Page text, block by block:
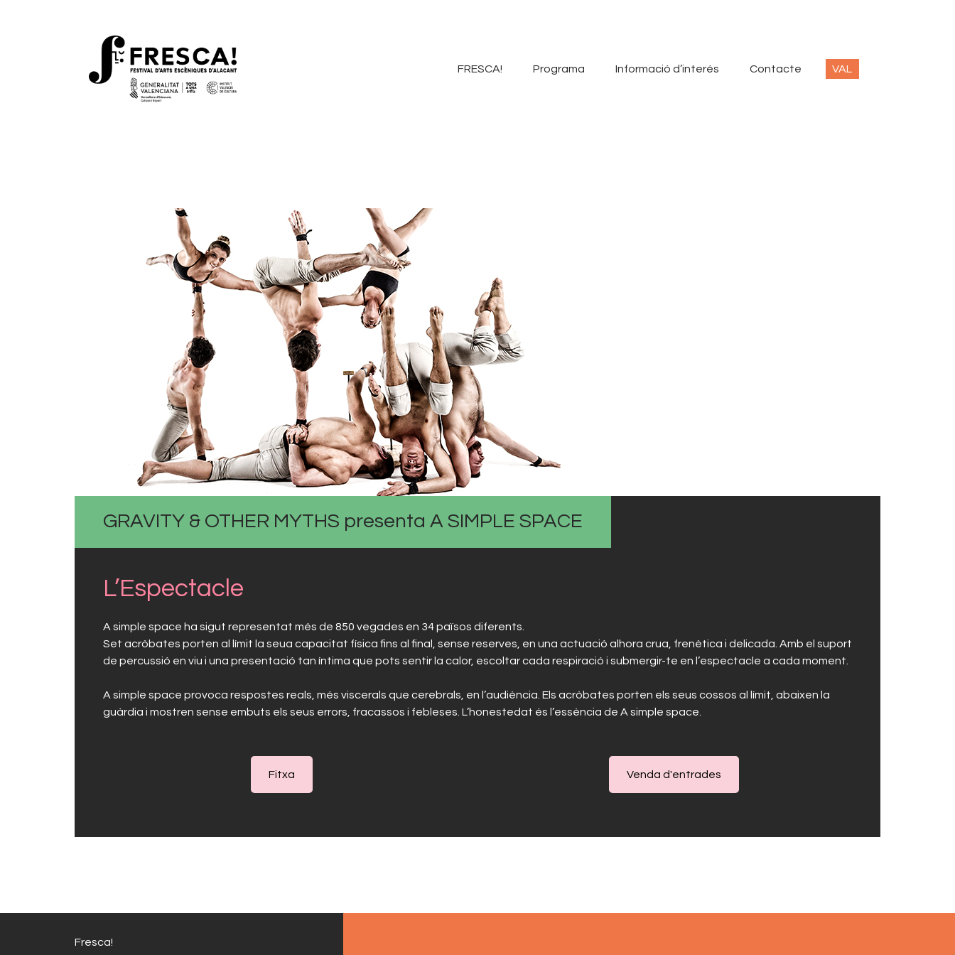
FRESCA! Programa Informació d’interés Contacte VAL
GRAVITY & OTHER MYTHS presenta A SIMPLE SPACE
L’Espectacle
A simple space ha sigut representat més de 850 vegades en 34 països diferents.
Set acròbates porten al límit la seua capacitat física fins al final, sense reserves, en una actuació alhora crua, frenètica i delicada. Amb el suport
de percussió en viu i una presentació tan íntima que pots sentir la calor, escoltar cada respiració i submergir-te en l’espectacle a cada moment.
A simple space provoca respostes reals, més viscerals que cerebrals, en l’audiència. Els acròbates porten els seus cossos al límit, abaixen la
guàrdia i mostren sense embuts els seus errors, fracassos i febleses. L’honestedat és l’essència de A simple space.
Fitxa Venda d'entrades
Fresca!